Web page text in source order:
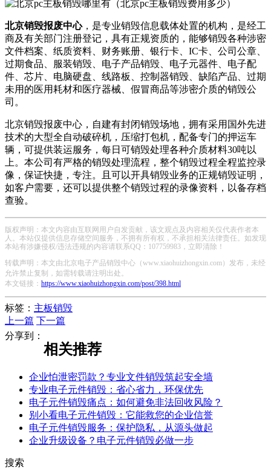
北京销毁报废中心，是专业销毁信息载体处置的机构，是经工
商及有关部门注册登记，具有正规资质的，能够销毁各种涉密
文件档案、纸质资料、财务账册、银行卡、IC卡、公司公章、
过期食品、服装销毁、电子产品销毁、电子元器件、电子配
件、芯片、电脑硬盘、线路板、控制器销毁、缺陷产品、过期
未用的医用耗材和医疗器械、假冒商品等涉密介质的销毁公
司。
北京销毁报废中心，自建有封闭销毁场地，拥有采用国外先进
技术的大型全自动破碎机，压缩打包机，配备专门的押运车
辆，可提供装运服务，每日可销毁处理各种介质材料30吨以
上。本公司有严格的销毁处理流程，整个销毁过程全程监控录
像，保证快捷，专注。且可以开具销毁业务的正规销毁证明，
如客户需要，还可以提供整个销毁过程的录像资料，以备存档
查验。
版权声明：本文内容由互联网用户自发贡献，该文观点及内容相关仅代表作者本
人。本站仅提供信息存储空间服务，不拥有所有权，不承担相关法律责任。如发现
本站有涉嫌侵权/违法违规的内容请联系QQ：107759983，立即清除！
转载声明：本文由北京电子产品销毁中心（www.xiaohuizhongxin.com）发布，未经
允许禁止复制，如需转载请注明出处。
本文链接： https://www.xiaohuizhongxin.com/post/398.html
标签： 主板销毁
上一篇 下一篇
分享到：
相关推荐
企业怕泄密罚款？专业文件销毁筑起安全墙
专业电子元件销毁：省心省力，环保优先
电子元件销毁痛点：如何避免非法回收风险？
别小看电子元件销毁：它能救您的企业信誉
电子元件销毁服务：保护隐私，从源头做起
企业升级设备？电子元件销毁必做一步
搜索